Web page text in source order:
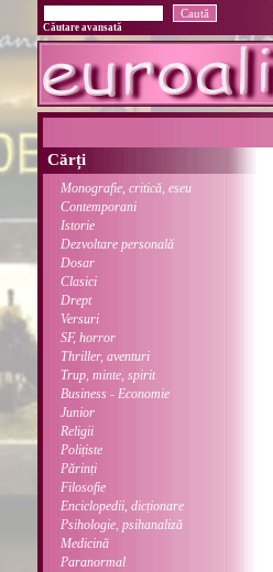
Căutare avansată
Cărți
Monografie, critică, eseu
Contemporani
Istorie
Dezvoltare personală
Dosar
Clasici
Drept
Versuri
SF, horror
Thriller, aventuri
Trup, minte, spirit
Business - Economie
Junior
Religii
Polițiste
Părinți
Filosofie
Enciclopedii, dicționare
Psihologie, psihanaliză
Medicină
Paranormal